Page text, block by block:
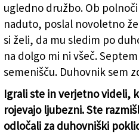
ugledno družbo. Ob
naduto, poslal novoletno
si želi, da mu sledim po
na dolgo mi ni všeč.
semenišču. Duhovnik sem
Igrali ste in verjetno videli,
rojevajo ljubezni. Ste
odločali za duhovniški